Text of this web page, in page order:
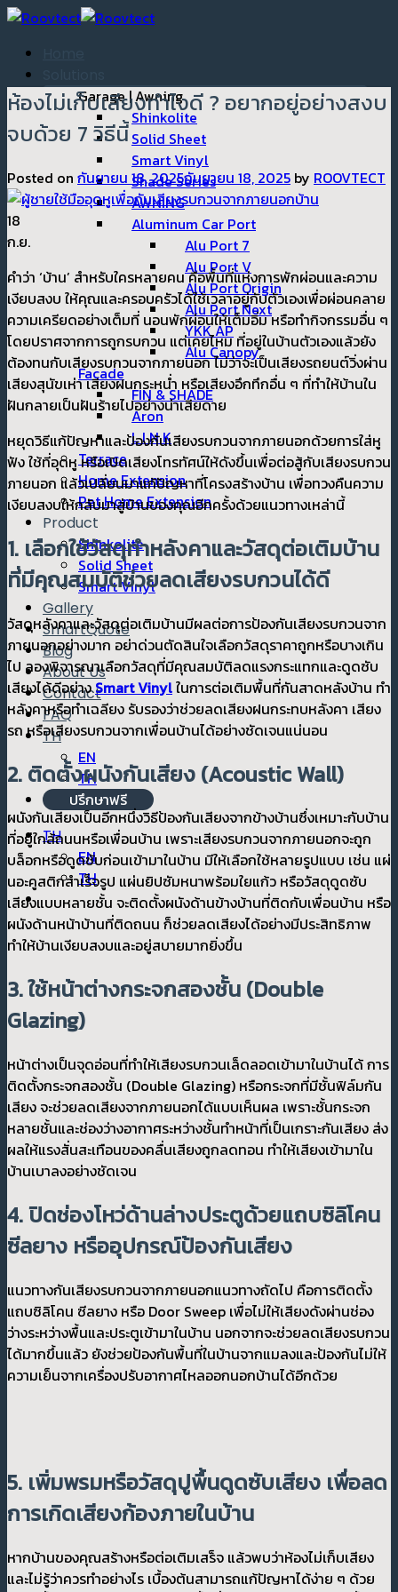
ข้าม
เนื้อหา
Garage | Awning
Shinkolite
Solid Sheet
Smart Vinyl
Shade Series
AWNING
Aluminum Car Port
Alu Port 7
Alu Port V
Alu Port Origin
Alu Port Next
YKK AP
Alu Canopy
Facade
FIN & SHADE
Aron
L I N K
Terrace
Home Extension
Pet Home Extension
Product
Shinkolite
Solid Sheet
Smart Vinyl
Gallery
SmartQuote
Blog
About Us
Contact
FAQ
TH
EN
TH
ปรึกษาฟรี
TH
EN
TH
ห้องไม่เก็บเสียงทำไงดี ? อยากอยู่อย่างสงบ
จบด้วย 7 วิธีนี้
Posted on กันยายน 18, 2025กันยายน 18, 2025 by ROOVTECT
18
ก.ย.
คำว่า ‘บ้าน’ สำหรับใครหลายคน คือพื้นที่แห่งการพักผ่อนและความ
เงียบสงบ ให้คุณและครอบครัวได้ใช้เวลาอยู่กับตัวเองเพื่อผ่อนคลาย
ความเครียดอย่างเต็มที่ นอนพักผ่อนให้เต็มอิ่ม หรือทำกิจกรรมอื่น ๆ
โดยปราศจากการถูกรบกวน แต่เคยไหม ที่อยู่ในบ้านตัวเองแล้วยัง
ต้องทนกับเสียงรบกวนจากภายนอก ไม่ว่าจะเป็นเสียงรถยนต์วิ่งผ่าน
เสียงสุนัขเห่า เสียงฝนกระหน่ำ หรือเสียงอึกทึกอื่น ๆ ที่ทำให้บ้านใน
ฝันกลายเป็นฝันร้ายไปอย่างน่าเสียดาย
หยุดวิธีแก้ปัญหาและป้องกันเสียงรบกวนจากภายนอกด้วยการใส่หู
ฟัง ใช้ที่อุดหู หรือเปิดเสียงโทรทัศน์ให้ดังขึ้นเพื่อต่อสู้กับเสียงรบกวน
ภายนอก แล้วเปลี่ยนมาแก้ปัญหาที่โครงสร้างบ้าน เพื่อทวงคืนความ
เงียบสงบให้กลับมาสู่บ้านของคุณอีกครั้งด้วยแนวทางเหล่านี้
1. เลือกใช้วัสดุทำหลังคาและวัสดุต่อเติมบ้าน
ที่มีคุณสมบัติช่วยลดเสียงรบกวนได้ดี
วัสดุหลังคาและวัสดุต่อเติมบ้านมีผลต่อการป้องกันเสียงรบกวนจาก
ภายนอกอย่างมาก อย่าด่วนตัดสินใจเลือกวัสดุราคาถูกหรือบางเกิน
ไป ลองพิจารณาเลือกวัสดุที่มีคุณสมบัติลดแรงกระแทกและดูดซับ
เสียงได้ดีอย่างSmart Vinylในการต่อเติมพื้นที่กันสาดหลังบ้าน ทำ
หลังคาหรือทำเฉลียง รับรองว่าช่วยลดเสียงฝนกระทบหลังคา เสียง
รถ หรือเสียงรบกวนจากเพื่อนบ้านได้อย่างชัดเจนแน่นอน
2. ติดตั้งผนังกันเสียง (Acoustic Wall)
ผนังกันเสียงเป็นอีกหนึ่งวิธีป้องกันเสียงจากข้างบ้านซึ่งเหมาะกับบ้าน
ที่อยู่ใกล้ถนนหรือเพื่อนบ้าน เพราะเสียงรบกวนจากภายนอกจะถูก
บล็อกหรือดูดซับก่อนเข้ามาในบ้าน มีให้เลือกใช้หลายรูปแบบ เช่น แผ่
นอะคูสติกสำเร็จรูป แผ่นยิปซัมหนาพร้อมใยแก้ว หรือวัสดุดูดซับ
เสียงแบบหลายชั้น จะติดตั้งผนังด้านข้างบ้านที่ติดกับเพื่อนบ้าน หรือ
ผนังด้านหน้าบ้านที่ติดถนน ก็ช่วยลดเสียงได้อย่างมีประสิทธิภาพ
ทำให้บ้านเงียบสงบและอยู่สบายมากยิ่งขึ้น
3. ใช้หน้าต่างกระจกสองชั้น (Double
Glazing)
หน้าต่างเป็นจุดอ่อนที่ทำให้เสียงรบกวนเล็ดลอดเข้ามาในบ้านได้ การ
ติดตั้งกระจกสองชั้น (Double Glazing) หรือกระจกที่มีชั้นฟิล์มกัน
เสียง จะช่วยลดเสียงจากภายนอกได้แบบเห็นผล เพราะชั้นกระจก
หลายชั้นและช่องว่างอากาศระหว่างชั้นทำหน้าที่เป็นเกราะกันเสียง ส่ง
ผลให้แรงสั่นสะเทือนของคลื่นเสียงถูกลดทอน ทำให้เสียงเข้ามาใน
บ้านเบาลงอย่างชัดเจน
4. ปิดช่องโหว่ด้านล่างประตูด้วยแถบซิลิโคน
ซีลยาง หรืออุปกรณ์ป้องกันเสียง
แนวทางกันเสียงรบกวนจากภายนอกแนวทางถัดไป คือการติดตั้ง
แถบซิลิโคน ซีลยาง หรือ Door Sweep เพื่อไม่ให้เสียงดังผ่านช่อง
ว่างระหว่างพื้นและประตูเข้ามาในบ้าน นอกจากจะช่วยลดเสียงรบกวน
ได้มากขึ้นแล้ว ยังช่วยป้องกันพื้นที่ในบ้านจากแมลงและป้องกันไม่ให้
ความเย็นจากเครื่องปรับอากาศไหลออกนอกบ้านได้อีกด้วย
5. เพิ่มพรมหรือวัสดุปูพื้นดูดซับเสียง เพื่อลด
การเกิดเสียงก้องภายในบ้าน
หากบ้านของคุณสร้างหรือต่อเติมเสร็จ แล้วพบว่าห้องไม่เก็บเสียง
และไม่รู้ว่าควรทำอย่างไร เบื้องต้นสามารถแก้ปัญหาได้ง่าย ๆ ด้วย